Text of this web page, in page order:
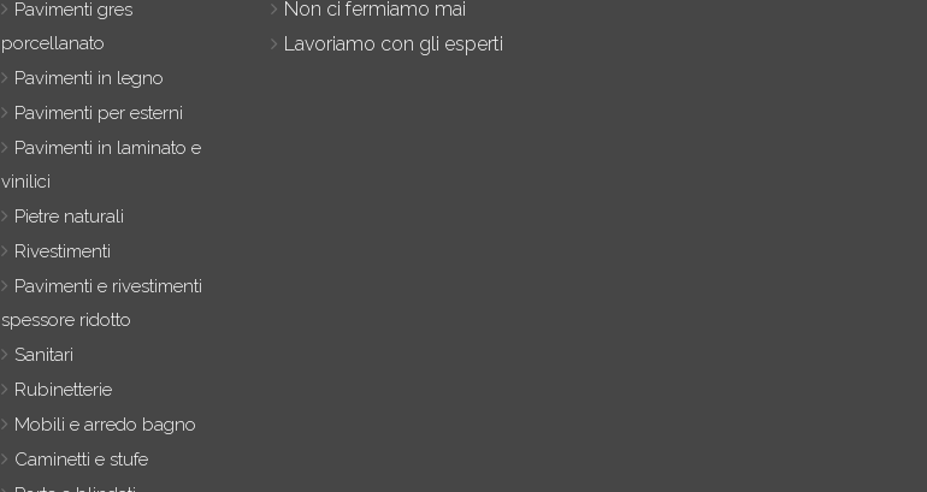
Pavimenti gres
porcellanato
Pavimenti in legno
Pavimenti per esterni
Pavimenti in laminato e
vinilici
Pietre naturali
Rivestimenti
Pavimenti e rivestimenti
spessore ridotto
Sanitari
Rubinetterie
Mobili e arredo bagno
Caminetti e stufe
Non ci fermiamo mai
Lavoriamo con gli esperti